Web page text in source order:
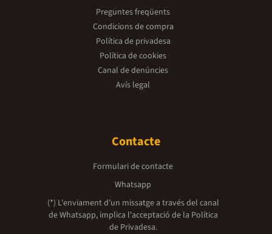
Preguntes freqüents
Condicions de compra
Política de privadesa
Política de cookies
Canal de denúncies
Avís legal
Contacte
Formulari de contacte
Whatsapp
(*) L'enviament d’un missatge a través del canal
de Whatsapp, implica l'acceptació de la Política
de Privadesa.